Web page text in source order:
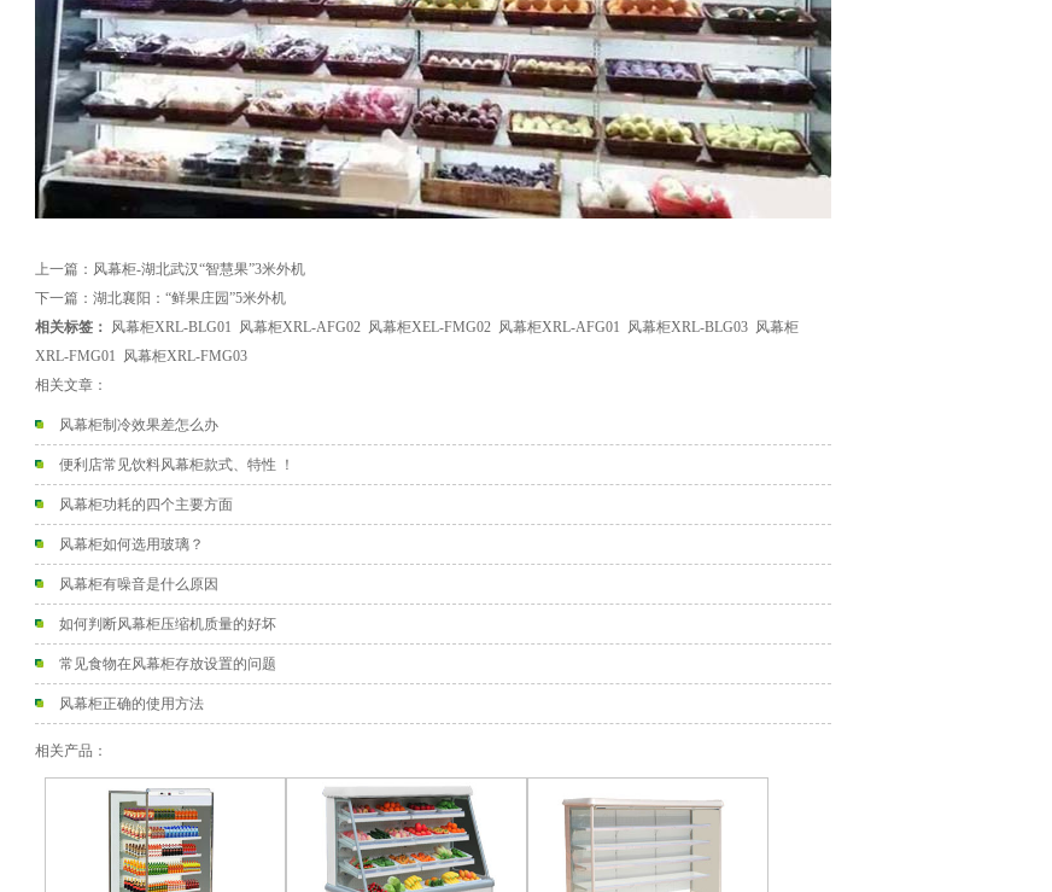
上一篇： 风幕柜-湖北武汉“智慧果”3米外机
下一篇： 湖北襄阳：“鲜果庄园”5米外机
相关标签： 风幕柜XRL-BLG01 风幕柜XRL-AFG02 风幕柜XEL-FMG02 风幕柜XRL-AFG01 风幕柜XRL-BLG03 风幕柜
XRL-FMG01 风幕柜XRL-FMG03
相关文章：
风幕柜制冷效果差怎么办
便利店常见饮料风幕柜款式、特性 ！
风幕柜功耗的四个主要方面
风幕柜如何选用玻璃？
风幕柜有噪音是什么原因
如何判断风幕柜压缩机质量的好坏
常见食物在风幕柜存放设置的问题
风幕柜正确的使用方法
相关产品：